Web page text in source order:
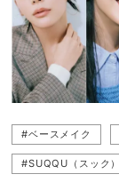
#ベースメイク
#SUQQU（スック）